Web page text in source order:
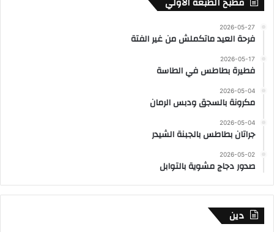
2026-05-27
فرحة العيد ماتكملش من غير الفتة
2026-05-17
فطيرة بطاطس في الطاسة
2026-05-04
مكرونة بالسجق ودبس الرمان
2026-05-04
جراتان بطاطس بالجبنة الشيدر
2026-05-02
صدور دجاج مشوية بالتوابل
دين